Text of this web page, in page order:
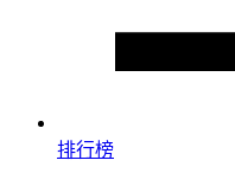
排行榜